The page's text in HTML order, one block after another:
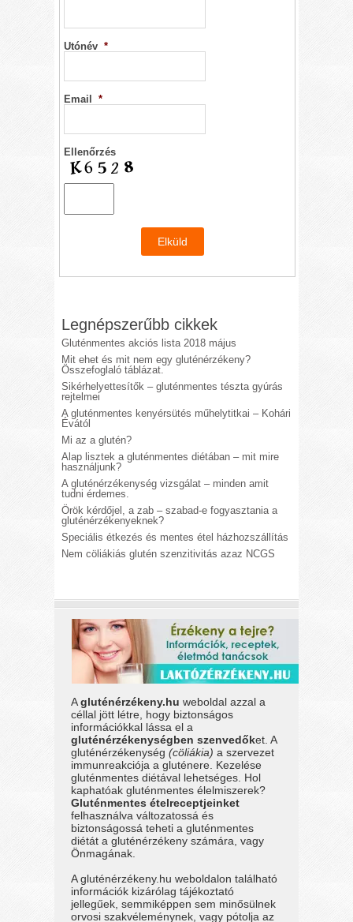
Utónév *
Email *
Ellenőrzés
Legnépszerűbb cikkek
Gluténmentes akciós lista 2018 május
Mit ehet és mit nem egy gluténérzékeny?
Összefoglaló táblázat.
Sikérhelyettesítők – gluténmentes tészta gyúrás
rejtelmei
A gluténmentes kenyérsütés műhelytitkai – Kohári
Évától
Mi az a glutén?
Alap lisztek a gluténmentes diétában – mit mire
használjunk?
A gluténérzékenység vizsgálat – minden amit
tudni érdemes.
Örök kérdőjel, a zab – szabad-e fogyasztania a
gluténérzékenyeknek?
Speciális étkezés és mentes étel házhozszállítás
Nem cöliákiás glutén szenzitivitás azaz NCGS
Agluténérzékeny.hu weboldal azzal a
céllal jött létre, hogy biztonságos
információkkal lássa el a
gluténérzékenységben szenvedőket. A
gluténérzékenység(cöliákia) a szervezet
immunreakciója a gluténere. Kezelése
gluténmentes diétával lehetséges. Hol
kaphatóak gluténmentes élelmiszerek?
Gluténmentes ételreceptjeinket
felhasználva változatossá és
biztonságossá teheti a gluténmentes
diétát a gluténérzékeny számára, vagy
Önmagának.
A gluténérzékeny.hu weboldalon található
információk kizárólag tájékoztató
jellegűek, semmiképpen sem minősülnek
orvosi szakvéleménynek, vagy pótolja az